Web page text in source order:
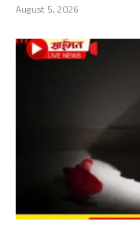
August 5, 2026